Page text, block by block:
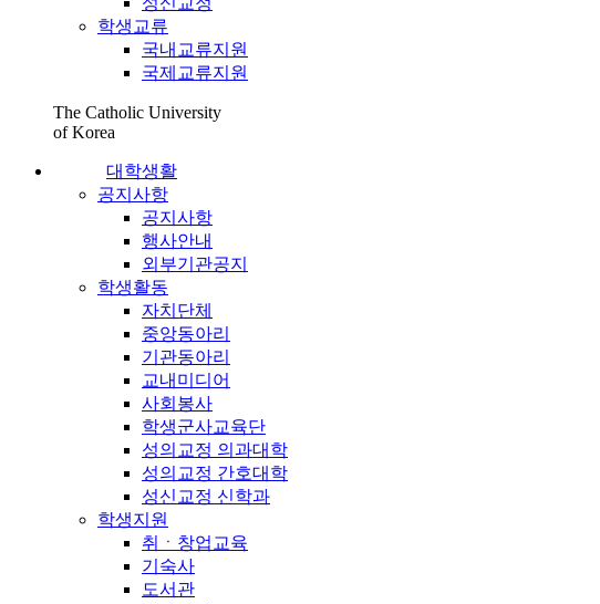
학생교류
국내교류지원
국제교류지원
The Catholic University
of Korea
대학생활
공지사항
공지사항
행사안내
외부기관공지
학생활동
자치단체
중앙동아리
기관동아리
교내미디어
사회봉사
학생군사교육단
성의교정 의과대학
성의교정 간호대학
성신교정 신학과
학생지원
취ㆍ창업교육
기숙사
도서관